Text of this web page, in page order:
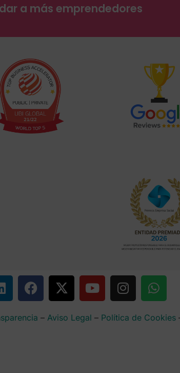
a más emprendedores
– Aviso Legal – Política de Cookies